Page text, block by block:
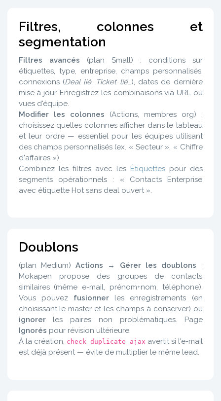
Filtres, colonnes et
segmentation
Filtres avancés (plan Small) : conditions sur
étiquettes, type, entreprise, champs personnalisés,
connexions (Deal lié, Ticket lié…), dates de dernière
mise à jour. Enregistrez les combinaisons via URL ou
vues d'équipe.
Modifier les colonnes (Actions, membres org) :
choisissez quelles colonnes afficher dans le tableau
et leur ordre — essentiel pour les équipes utilisant
des champs personnalisés (ex. « Secteur », « Chiffre
d'affaires »).
Combinez les filtres avec les Étiquettespour des
segments opérationnels : « Contacts Enterprise
avec étiquette Hot sans deal ouvert ».
Doublons
(plan Medium)Actions → Gérer les doublons :
Mokapen propose des groupes de contacts
similaires (même e-mail, prénom+nom, téléphone).
Vous pouvez fusionnerles enregistrements (en
choisissant le master et les champs à conserver) ou
ignorerles paires non problématiques. Page
Ignorés pour révision ultérieure.
À la création, check_duplicate_ajax avertit si l'e-mail
est déjà présent — évite de multiplier le même lead.